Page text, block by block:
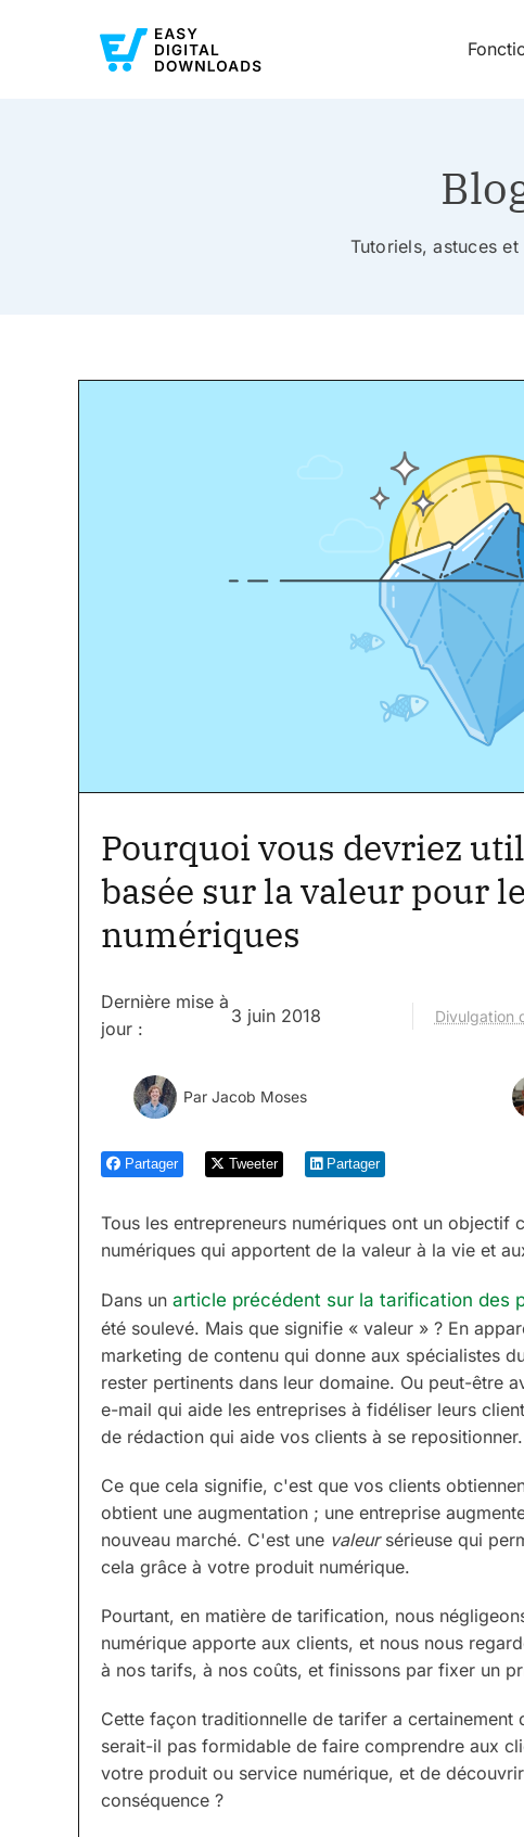
Tutoriels, astuces
Pourquoi vous devriez
basée sur la valeur pour
numériques
Dernière mise à
jour :
3 juin 2018 Divulgation
Par Jacob Moses
Partager Tweeter Partager
Tous les entrepreneurs numériques ont un
numériques qui apportent de la valeur à la vie et
Dans un article précédent sur la tarification des
été soulevé. Mais que signifie « valeur » ? En
marketing de contenu qui donne aux spécialistes
rester pertinents dans leur domaine. Ou peut-être
e-mail qui aide les entreprises à fidéliser leurs
de rédaction qui aide vos clients à se repositionner.
Ce que cela signifie, c'est que vos clients
obtient une augmentation ; une entreprise
nouveau marché. C'est une valeursérieuse qui
cela grâce à votre produit numérique.
Pourtant, en matière de tarification, nous
numérique apporte aux clients, et nous nous
à nos tarifs, à nos coûts, et finissons par fixer un
Cette façon traditionnelle de tarifer a
serait-il pas formidable de faire comprendre aux
votre produit ou service numérique, et de
conséquence ?